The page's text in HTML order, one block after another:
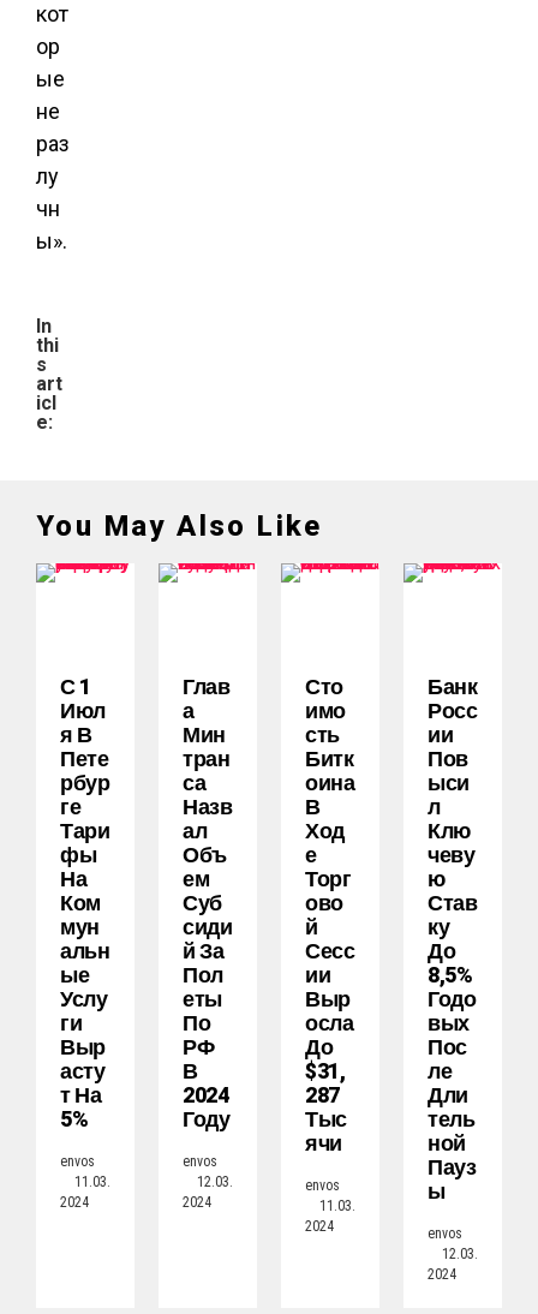
кот
ор
ые
не
раз
лу
чн
ы».
In
thi
s
art
icl
e:
You May Also Like
С 1
Июл
Я В
Пете
Рбур
Ге
Тари
Фы
На
Ком
Мун
Альн
Ые
Услу
Ги
Выр
Асту
Т На
5%
envos
11.03.
2024
Глав
А
Мин
Тран
Са
Назв
Ал
Объ
Ем
Суб
Сиди
Й За
Пол
Еты
По
РФ
В
2024
Году
envos
12.03.
2024
Сто
Имо
Сть
Битк
Оина
В
Ход
Е
Торг
Ово
Й
Сесс
Ии
Выр
Осла
До
$31,
287
Тыс
Ячи
envos
11.03.
2024
Банк
Росс
Ии
Пов
Ыси
Л
Клю
Чеву
Ю
Став
Ку
До
8,5%
Годо
Вых
Пос
Ле
Дли
Тель
Ной
Пауз
Ы
envos
12.03.
2024